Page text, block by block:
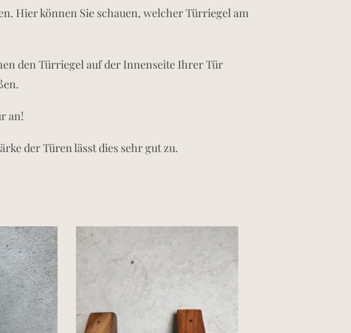
Hier können Sie schauen, welcher Türriegel am
den Türriegel auf der Innenseite Ihrer Tür
an!
der Türen lässt dies sehr gut zu.